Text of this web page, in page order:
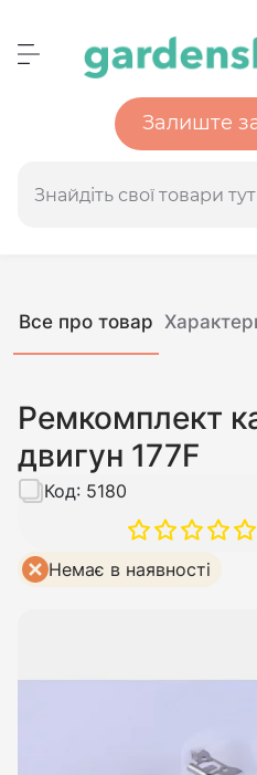
Залиште
Все про товар
Ремкомплект
двигун 177F
Код: 5180
Немає в наявності